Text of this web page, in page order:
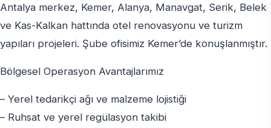
Antalya merkez, Kemer, Alanya, Manavgat, Serik, Belek
ve Kas-Kalkan hattında otel renovasyonu ve turizm
yapıları projeleri. Şube ofisimiz Kemer’de konuşlanmıştır.
Bölgesel Operasyon Avantajlarımız
– Yerel tedarikçi ağı ve malzeme lojistiği
– Ruhsat ve yerel regülasyon takibi